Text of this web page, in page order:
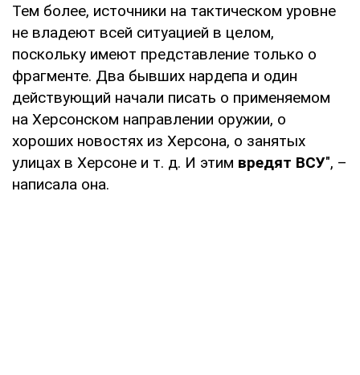
Тем более, источники на тактическом уровне
не владеют всей ситуацией в целом,
поскольку имеют представление только о
фрагменте. Два бывших нардепа и один
действующий начали писать о применяемом
на Херсонском направлении оружии, о
хороших новостях из Херсона, о занятых
улицах в Херсоне и т. д. И этим вредят ВСУ", –
написала она.